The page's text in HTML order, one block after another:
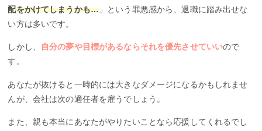
配をかけてしまうかも… 」という罪悪感から、退職に踏み出せな
い方は多いです。
しかし、 自分の夢や目標があるならそれを優先させていいので
す。
あなたが抜けると一時的には大きなダメージになるかもしれませ
んが、会社は次の適任者を雇うでしょう。
また、親も本当にあなたがやりたいことなら応援してくれるでし